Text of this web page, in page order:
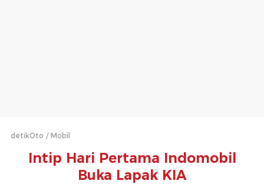
detikOto Mobil
Intip Hari Pertama Indomobil
Buka Lapak KIA